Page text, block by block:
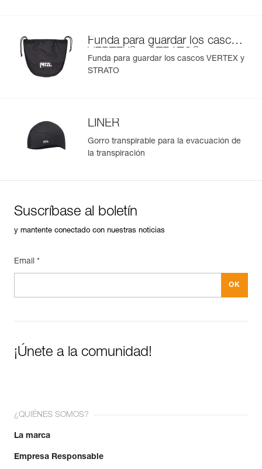
Funda para guardar los cascos
VERTEX
y STRATO
Funda para guardar los cascos VERTEX y
STRATO
LINER
Gorro transpirable para la evacuación de
la transpiración
Suscríbase al boletín
y mantente conectado con nuestras noticias
Email *
¡Únete a la comunidad!
¿QUIÉNES SOMOS?
La marca
Empresa Responsable